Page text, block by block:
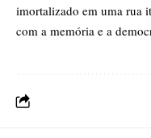
imortalizado em uma rua
com a memória e a